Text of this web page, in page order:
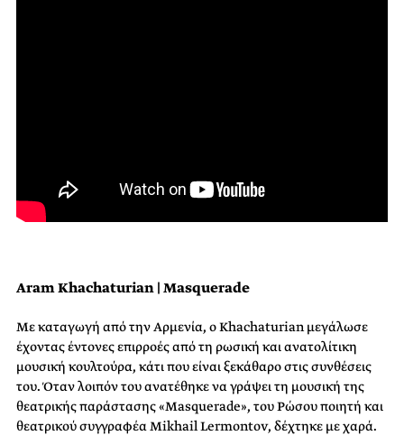
Aram Khachaturian | Masquerade
Με καταγωγή από την Αρμενία, ο Khachaturian μεγάλωσε
έχοντας έντονες επιρροές από τη ρωσική και ανατολίτικη
μουσική κουλτούρα, κάτι που είναι ξεκάθαρο στις συνθέσεις
του. Όταν λοιπόν του ανατέθηκε να γράψει τη μουσική της
θεατρικής παράστασης «Masquerade», του Ρώσου ποιητή και
θεατρικού συγγραφέα Mikhail Lermontov, δέχτηκε με χαρά.